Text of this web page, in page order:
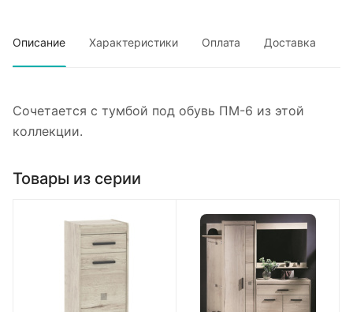
Описание Характеристики Оплата Доставка
Сочетается с тумбой под обувь ПМ-6 из этой
коллекции.
Товары из серии